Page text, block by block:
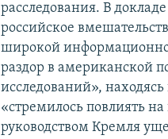
расследования. В
российское
широкой
раздор в американской
исследований»,
«стремилось повлиять
руководством Кремля